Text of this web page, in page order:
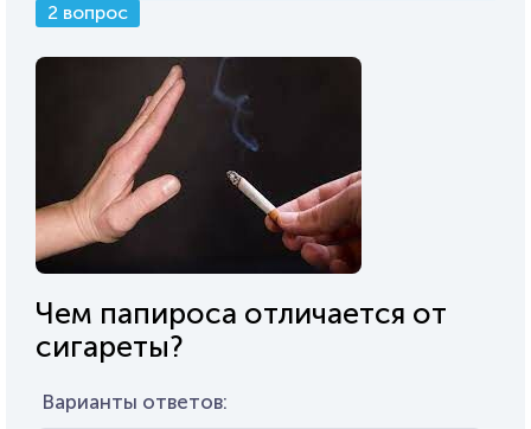
2 вопрос
Чем папироса отличается от
сигареты?
Варианты ответов: